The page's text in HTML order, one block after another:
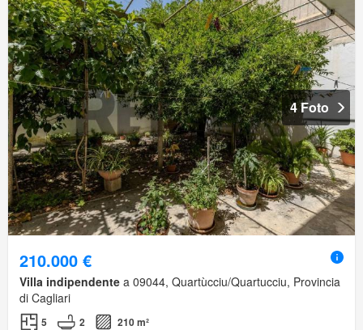
4 Foto
210.000 €
Villa indipendente a 09044, Quartùcciu/Quartucciu, Provincia
di Cagliari
5 2
210 m²